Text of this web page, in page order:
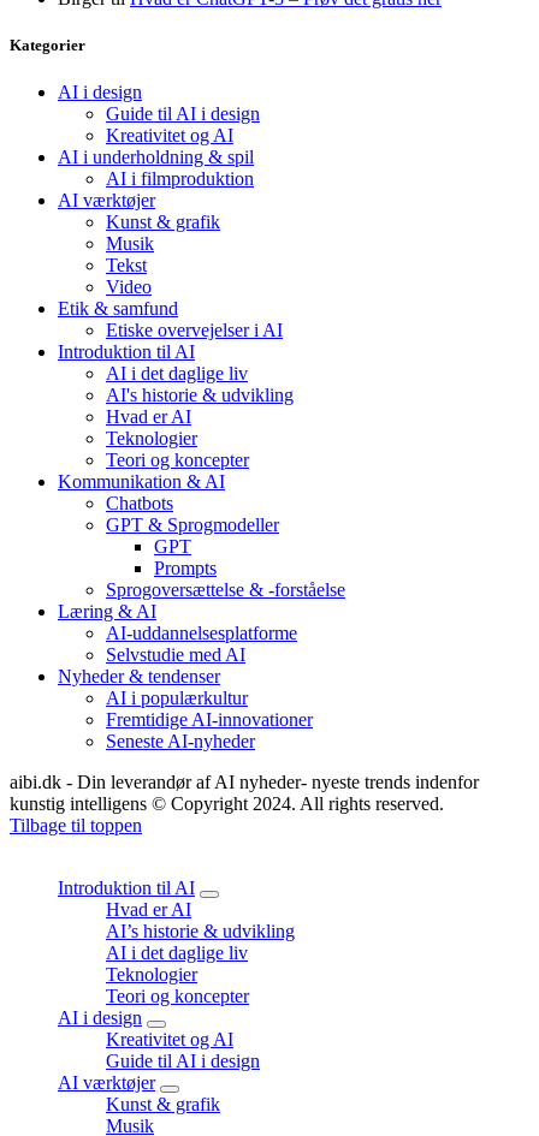
Kategorier
AI i design
Guide til AI i design
Kreativitet og AI
AI i underholdning & spil
AI i filmproduktion
AI værktøjer
Kunst & grafik
Musik
Tekst
Video
Etik & samfund
Etiske overvejelser i AI
Introduktion til AI
AI i det daglige liv
AI's historie & udvikling
Hvad er AI
Teknologier
Teori og koncepter
Kommunikation & AI
Chatbots
GPT & Sprogmodeller
GPT
Prompts
Sprogoversættelse & -forståelse
Læring & AI
AI-uddannelsesplatforme
Selvstudie med AI
Nyheder & tendenser
AI i populærkultur
Fremtidige AI-innovationer
Seneste AI-nyheder
aibi.dk - Din leverandør af AI nyheder- nyeste trends indenfor
kunstig intelligens © Copyright 2024. All rights reserved.
Tilbage til toppen
Introduktion til AI
expand
child
menu
Hvad er AI
AI’s historie & udvikling
AI i det daglige liv
Teknologier
Teori og koncepter
AI i design
expand
child
menu
Kreativitet og AI
Guide til AI i design
AI værktøjer
expand
child
Kunst & grafik
Musik